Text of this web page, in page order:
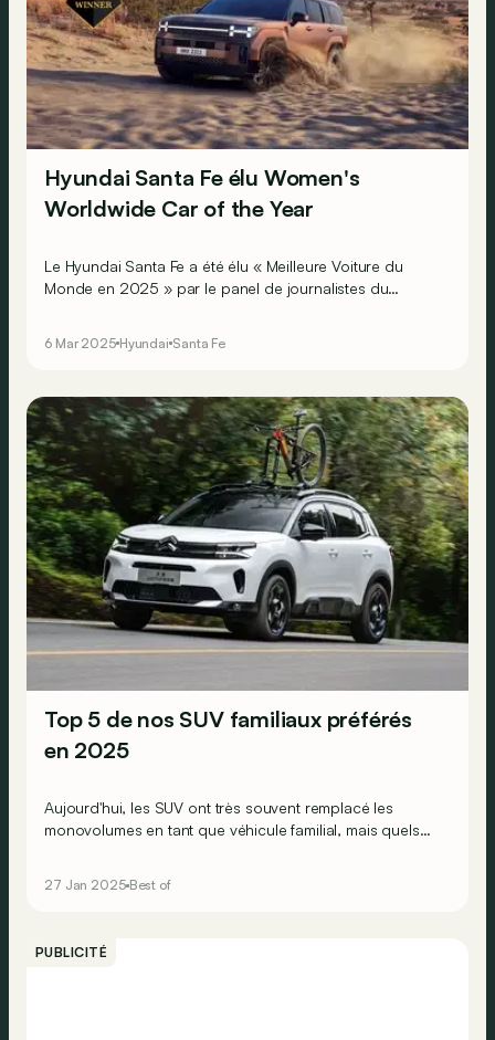
Hyundai Santa Fe élu Women's
Worldwide Car of the Year
Le Hyundai Santa Fe a été élu « Meilleure Voiture du
Monde en 2025 » par le panel de journalistes du
participé au vote.
6 Mar 2025 Hyundai Santa Fe
Top 5 de nos SUV familiaux préférés
en 2025
Aujourd'hui, les SUV ont très souvent remplacé les
monovolumes en tant que véhicule familial, mais quels
27 Jan 2025 Best of
PUBLICITÉ